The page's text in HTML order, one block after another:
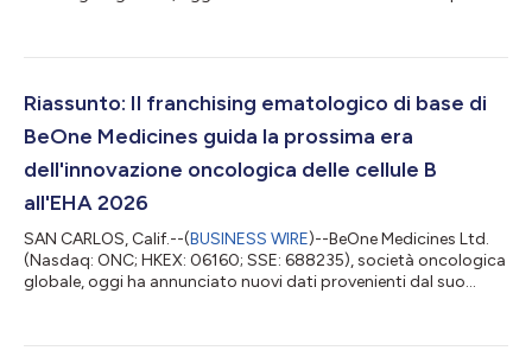
tirosin-chinasi di Bruton (BTK) BRUKINSA® (zanubrutinib) in
rituximab (BR) nei pazienti adulti affetti da linfoma delle cellule
mantellari (MCL) non preceden...
Riassunto: Il franchising ematologico di base di
BeOne Medicines guida la prossima era
dell'innovazione oncologica delle cellule B
all'EHA 2026
SAN CARLOS, Calif.--(BUSINESS WIRE)--BeOne Medicines Ltd.
(Nasdaq: ONC; HKEX: 06160; SSE: 688235), società oncologica
globale, oggi ha annunciato nuovi dati provenienti dal suo
risultati aggiornati di tacabrutideg (BGB-16673), un potenziale